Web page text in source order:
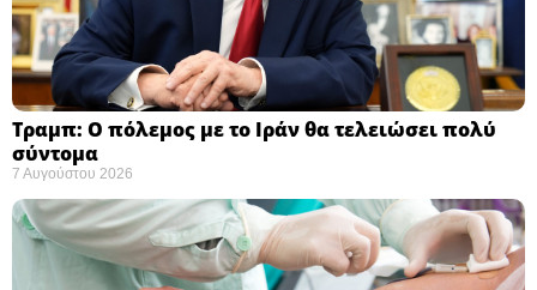
Τραμπ: Ο πόλεμος με το Ιράν θα τελειώσει πολύ
σύντομα ​
7 Αυγούστου 2026